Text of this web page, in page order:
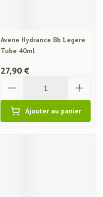
Avene Hydrance Bb Legere
Tube 40ml
27,90 €
Ajouter au panier